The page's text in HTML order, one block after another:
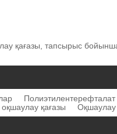
қағазы, тапсырыс
оқшаулау қағазы